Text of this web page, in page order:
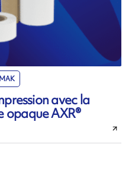
avec la
opaque AXR®